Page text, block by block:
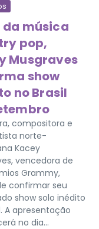
da música
pop,
Musgraves
show
no Brasil
compositora e
norte-
Kacey
vencedora de
Grammy,
confirmar seu
show solo inédito
A apresentação
no dia...